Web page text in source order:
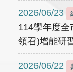
2026/06/23
114學年度
領召)增能研
2026/06/22